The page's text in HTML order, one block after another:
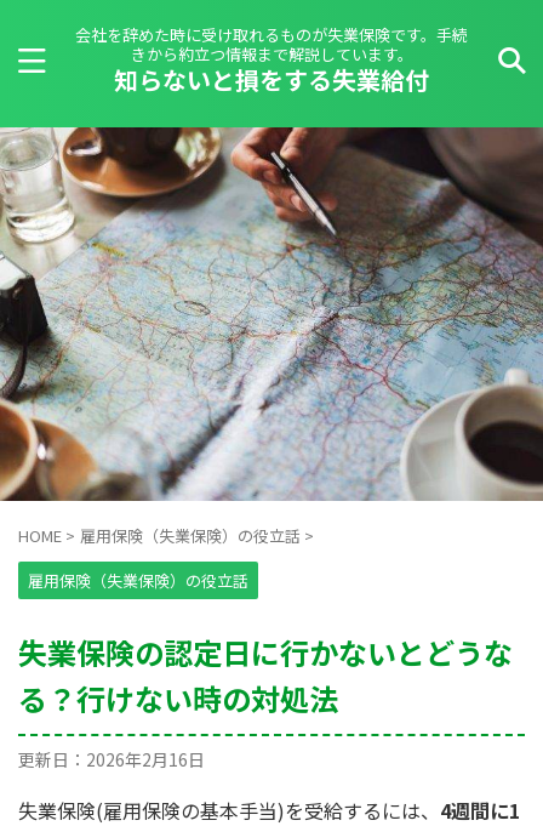
会社を辞めた時に受け取れるものが失業保険です。手続
きから約立つ情報まで解説しています。
知らないと損をする失業給付
HOME > 雇用保険（失業保険）の役立話 >
雇用保険（失業保険）の役立話
失業保険の認定日に行かないとどうな
る？行けない時の対処法
更新日： 2026年2月16日
失業保険(雇用保険の基本手当)を受給するには、 4週間に1